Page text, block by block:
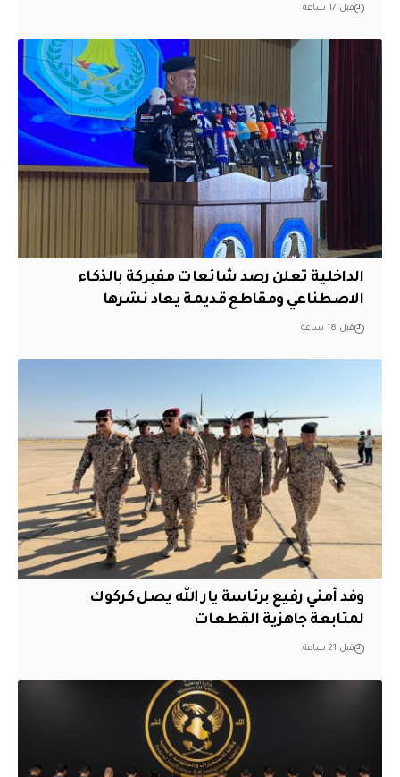
قبل 17 ساعة
الداخلية تعلن رصد شائعات مفبركة بالذكاء
الاصطناعي ومقاطع قديمة يعاد نشرها
قبل 18 ساعة
وفد أمني رفيع برئاسة يار الله يصل كركوك
لمتابعة جاهزية القطعات
قبل 21 ساعة